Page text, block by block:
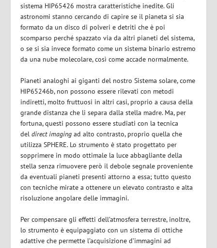
sistema HIP65426 mostra caratteristiche inedite. Gli
astronomi stanno cercando di capire se il pianeta si sia
formato da un disco di polveri e detriti che è poi
scomparso perché spazzato via da altri pianeti del sistema,
o se si sia invece formato come un sistema binario estremo
da una nube molecolare, così come accade normalmente.
Pianeti analoghi ai giganti del nostro Sistema solare, come
HIP65246b, non possono essere rilevati con metodi
indiretti, molto fruttuosi in altri casi, proprio a causa della
grande distanza che li separa dalla stella madre. Ma, per
fortuna, questi possono essere studiati con la tecnica
deldirect imaging ad alto contrasto, proprio quella che
utilizza SPHERE. Lo strumento è stato progettato per
sopprimere in modo ottimale la luce abbagliante della
stella senza rimuovere però il debole segnale proveniente
da eventuali pianeti presenti attorno a essa; tutto questo
con tecniche mirate a ottenere un elevato contrasto e alta
risoluzione angolare delle immagini.
Per compensare gli effetti dell’atmosfera terrestre, inoltre,
lo strumento è equipaggiato con un sistema di ottiche
adattive che permette l’acquisizione d’immagini ad